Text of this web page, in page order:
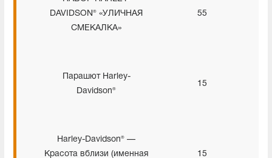
DAVIDSON® «УЛИЧНАЯ
СМЕКАЛКА»
55
Парашют Harley-
Davidson®
15
Harley-Davidson® —
Красота вблизи (именная
15